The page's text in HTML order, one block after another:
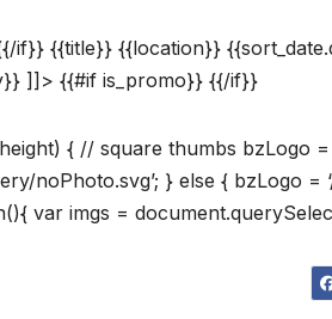
{{title}} {{location}}
]]> {{#if is_promo}} {{/if}}
{ // square thumbs bzLogo =
noPhoto.svg’; } else { bzLogo =
var imgs =